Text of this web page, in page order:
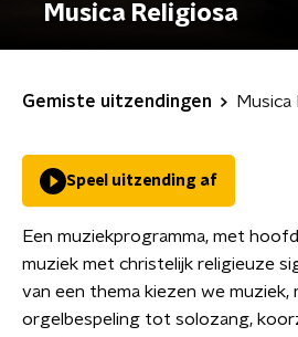
Musica Religiosa
Gemiste uitzendingen Musica
Speel uitzending af
Een muziekprogramma, met
muziek met christelijk religieuze
van een thema kiezen we muziek,
orgelbespeling tot solozang,